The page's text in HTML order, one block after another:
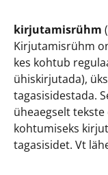
kirjutamisrühm (
Kirjutamisrühm
kes kohtub
ühiskirjutada),
tagasisidestada.
üheaegselt
kohtumiseks
tagasisidet. Vt